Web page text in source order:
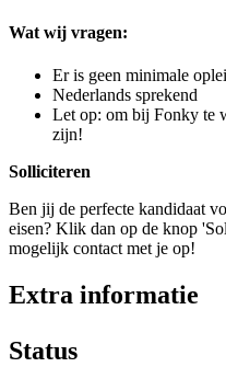
Wat wij vragen:
Er is geen minimale
Nederlands sprekend
Let op: om bij Fonky te
zijn!
Solliciteren
Ben jij de perfecte kandidaat
eisen? Klik dan op de knop
mogelijk contact met je op!
Extra informatie
Status